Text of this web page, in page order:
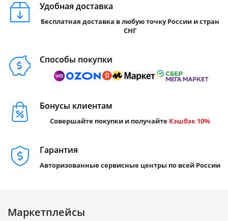
Удобная доставка
Бесплатная доставка в любую точку России и стран
СНГ
Способы покупки
Бонусы клиентам
Совершайте покупки и получайте Кэшбэк 10%
Гарантия
Авторизованные сервисные центры по всей России
Маркетплейсы